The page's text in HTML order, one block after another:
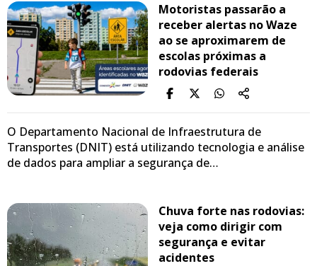
Motoristas passarão a
receber alertas no Waze
ao se aproximarem de
escolas próximas a
rodovias federais
O Departamento Nacional de Infraestrutura de
Transportes (DNIT) está utilizando tecnologia e análise
de dados para ampliar a segurança de…
Chuva forte nas rodovias:
veja como dirigir com
segurança e evitar
acidentes